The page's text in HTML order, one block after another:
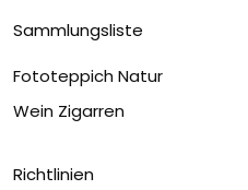
Sammlungsliste
Fototeppich Natur
Wein Zigarren
Richtlinien